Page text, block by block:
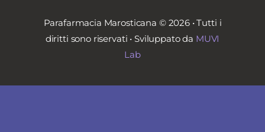
Parafarmacia Marosticana © 2026 • Tutti i
diritti sono riservati • Sviluppato da MUVI
Lab